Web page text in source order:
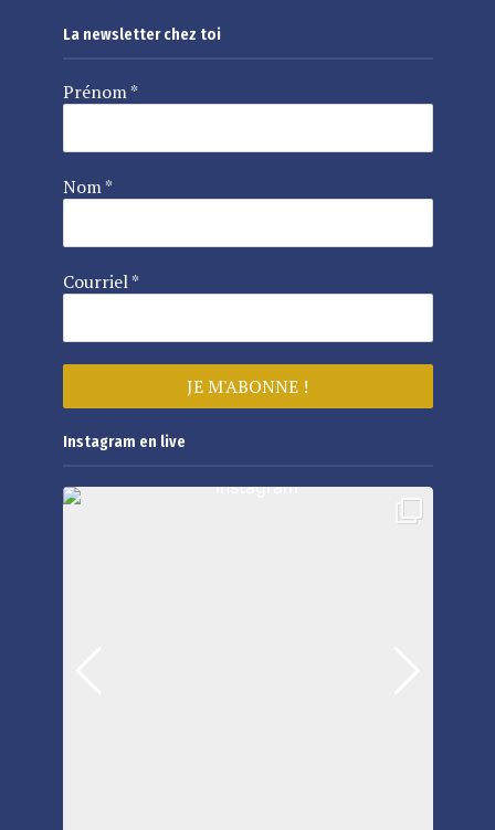
La newsletter chez toi
Prénom*
Nom*
Courriel*
Instagram en live